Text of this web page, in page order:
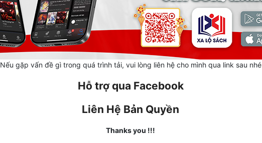
Nếu gặp vấn đề gì trong quá trình tải, vui lòng liên hệ cho mình qua link sau nhé
Hỗ trợ qua Facebook
Liên Hệ Bản Quyền
Thanks you !!!